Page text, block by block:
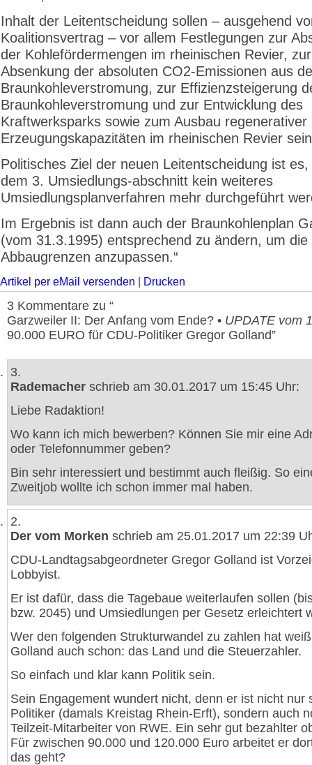
Inhalt der Leitentscheidung sollen – ausgehend
Koalitionsvertrag – vor allem Festlegungen zur
der Kohlefördermengen im rheinischen Revier, zur
Absenkung der absoluten CO2-Emissionen aus
Braunkohleverstromung, zur Effizienzsteigerung
Braunkohleverstromung und zur Entwicklung des
Kraftwerksparks sowie zum Ausbau regenerativer
Erzeugungskapazitäten im rheinischen Revier
Politisches Ziel der neuen Leitentscheidung ist
dem 3. Umsiedlungs-abschnitt kein weiteres
Umsiedlungsplanverfahren mehr durchgeführt
Im Ergebnis ist dann auch der Braunkohlenplan
(vom 31.3.1995) entsprechend zu ändern, um die
Abbaugrenzen anzupassen.“
Artikel per eMail versenden Drucken
3 Kommentare zu “
Garzweiler II: Der Anfang vom Ende? • UPDATE vom
90.000 EURO für CDU-Politiker Gregor Golland”
3.
Rademacher schrieb am 30.01.2017 um 15:45 Uhr:
Liebe Radaktion!
Wo kann ich mich bewerben? Können Sie mir eine
oder Telefonnummer geben?
Bin sehr interessiert und bestimmt auch fleißig. So
Zweitjob wollte ich schon immer mal haben.
2.
Der vom Morken schrieb am 25.01.2017 um 22:39
CDU-Landtagsabgeordneter Gregor Golland ist
Lobbyist.
Er ist dafür, dass die Tagebaue weiterlaufen sollen
bzw. 2045) und Umsiedlungen per Gesetz erleichtert
Wer den folgenden Strukturwandel zu zahlen hat
Golland auch schon: das Land und die Steuerzahler.
So einfach und klar kann Politik sein.
Sein Engagement wundert nicht, denn er ist nicht nur
Politiker (damals Kreistag Rhein-Erft), sondern auch
Teilzeit-Mitarbeiter von RWE. Ein sehr gut bezahlter
Für zwischen 90.000 und 120.000 Euro arbeitet er
das geht?